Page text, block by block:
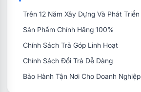
Trên 12 Năm Xây Dựng Và Phát Triển
Sản Phẩm Chính Hãng 100%
Chính Sách Trả Góp Linh Hoạt
Chính Sách Đổi Trả Dễ Dàng
Bảo Hành Tận Nơi Cho Doanh Nghiệp